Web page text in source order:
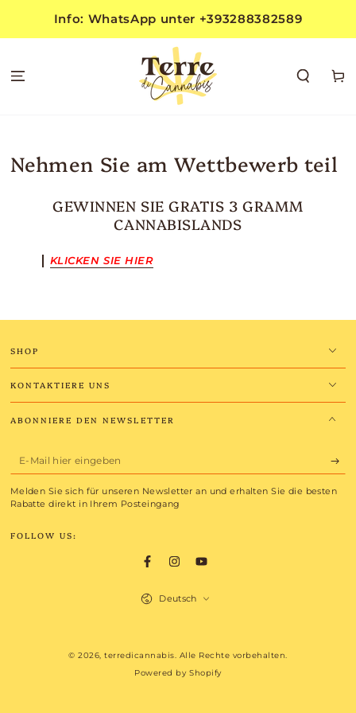
SPRINGENInfo: WhatsApp unter +393288382589
Nehmen Sie am Wettbewerb teil
GEWINNEN SIE GRATIS 3 GRAMM
CANNABISLANDS
KLICKEN SIE HIER
SHOP
KONTAKTIERE UNS
ABONNIERE DEN NEWSLETTER
E-
hier
Melden Sie sich für unseren Newsletter an und erhalten Sie die besten
Rabatte direkt in Ihrem Posteingang
FOLLOW US:
FacebookInstagramYouTube
© 2026,terredicannabis. Alle Rechte vorbehalten.
Powered by Shopify
Sprache
Deutsch